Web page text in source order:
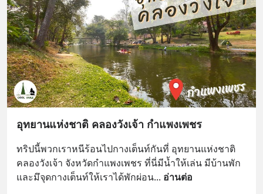
อุทยานแห่งชาติ คลองวังเจ้า กำแพงเพชร
ทริปนี้พวกเราหนีร้อนไปกางเต็นท์กันที่ อุทยานแห่งชาติ
คลองวังเจ้า จังหวัดกำแพงเพชร ที่นี่มีน้ำให้เล่น มีบ้านพัก
และมึจุดกางเต็นท์ให้เราได้พักผ่อน... อ่านต่อ